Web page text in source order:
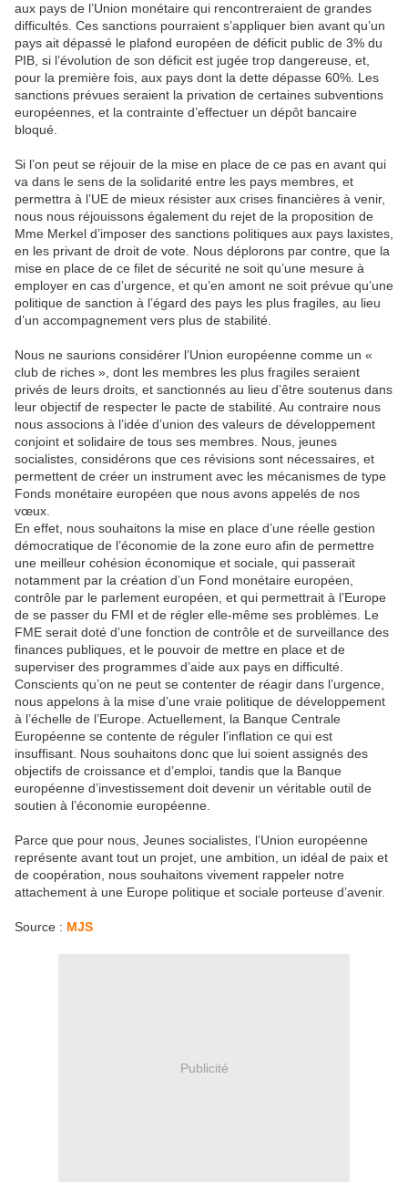
aux pays de l’Union monétaire qui rencontreraient de grandes
difficultés. Ces sanctions pourraient s’appliquer bien avant qu’un
pays ait dépassé le plafond européen de déficit public de 3% du
PIB, si l’évolution de son déficit est jugée trop dangereuse, et,
pour la première fois, aux pays dont la dette dépasse 60%. Les
sanctions prévues seraient la privation de certaines subventions
européennes, et la contrainte d’effectuer un dépôt bancaire
bloqué.
Si l’on peut se réjouir de la mise en place de ce pas en avant qui
va dans le sens de la solidarité entre les pays membres, et
permettra à l’UE de mieux résister aux crises financières à venir,
nous nous réjouissons également du rejet de la proposition de
Mme Merkel d’imposer des sanctions politiques aux pays laxistes,
en les privant de droit de vote. Nous déplorons par contre, que la
mise en place de ce filet de sécurité ne soit qu’une mesure à
employer en cas d’urgence, et qu’en amont ne soit prévue qu’une
politique de sanction à l’égard des pays les plus fragiles, au lieu
d’un accompagnement vers plus de stabilité.
Nous ne saurions considérer l’Union européenne comme un «
club de riches », dont les membres les plus fragiles seraient
privés de leurs droits, et sanctionnés au lieu d’être soutenus dans
leur objectif de respecter le pacte de stabilité. Au contraire nous
nous associons à l’idée d’union des valeurs de développement
conjoint et solidaire de tous ses membres. Nous, jeunes
socialistes, considérons que ces révisions sont nécessaires, et
permettent de créer un instrument avec les mécanismes de type
Fonds monétaire européen que nous avons appelés de nos
vœux.
En effet, nous souhaitons la mise en place d’une réelle gestion
démocratique de l’économie de la zone euro afin de permettre
une meilleur cohésion économique et sociale, qui passerait
notamment par la création d’un Fond monétaire européen,
contrôle par le parlement européen, et qui permettrait à l’Europe
de se passer du FMI et de régler elle-même ses problèmes. Le
FME serait doté d’une fonction de contrôle et de surveillance des
finances publiques, et le pouvoir de mettre en place et de
superviser des programmes d’aide aux pays en difficulté.
Conscients qu’on ne peut se contenter de réagir dans l’urgence,
nous appelons à la mise d’une vraie politique de développement
à l’échelle de l’Europe. Actuellement, la Banque Centrale
Européenne se contente de réguler l’inflation ce qui est
insuffisant. Nous souhaitons donc que lui soient assignés des
objectifs de croissance et d’emploi, tandis que la Banque
européenne d’investissement doit devenir un véritable outil de
soutien à l’économie européenne.
Parce que pour nous, Jeunes socialistes, l’Union européenne
représente avant tout un projet, une ambition, un idéal de paix et
de coopération, nous souhaitons vivement rappeler notre
attachement à une Europe politique et sociale porteuse d’avenir.
Source : MJS
Publicité